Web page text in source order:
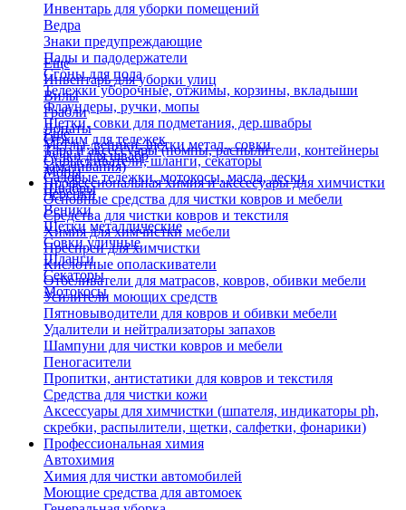
Инвентарь для уборки помещений
Ведра
Знаки предупреждающие
Пады и падодержатели
Сгоны для пола
Тележки уборочные, отжимы, корзины, вкладыши
Флаундеры, ручки, мопы
Щетки, совки для подметания, дер.швабры
Отжим для тележек
Ручки для швабр
Мопы
Швабры
Еще
Инвентарь для уборки улиц
Вилы
Грабли
Лопаты
Метлы, веники, щетки метал., совки
Опрыскиватели, шланги, секаторы
Садовые тележки, мотокосы, масла, лески
Черенки
Веники
Щетки металлические
Совки уличные
Шланги
Секаторы
Мотокосы
Еще
Тара и аксессуары (помпы, распылители, контейнеры
замачивания)
Профессиональная химия и акссесуары для химчистки
Основные средства для чистки ковров и мебели
Средства для чистки ковров и текстиля
Химия для химчистки мебели
Преспреи для химчистки
Кислотные ополаскиватели
Отбеливатели для матрасов, ковров, обивки мебели
Усилители моющих средств
Пятновыводители для ковров и обивки мебели
Удалители и нейтрализаторы запахов
Шампуни для чистки ковров и мебели
Пеногасители
Пропитки, антистатики для ковров и текстиля
Средства для чистки кожи
Аксессуары для химчистки (шпателя, индикаторы ph,
скребки, распылители, щетки, салфетки, фонарики)
Профессиональная химия
Автохимия
Химия для чистки автомобилей
Моющие средства для автомоек